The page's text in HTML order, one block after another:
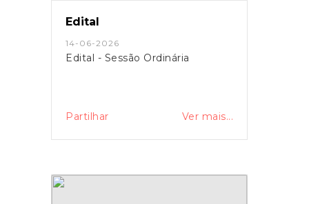
Edital
14-06-2026
Edital - Sessão Ordinária
Partilhar Ver mais...